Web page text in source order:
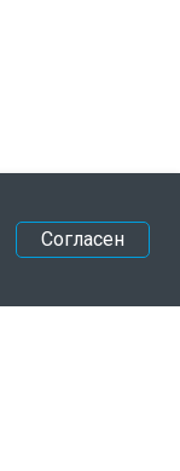
Согласен